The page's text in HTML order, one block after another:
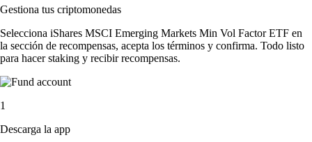
Gestiona tus criptomonedas
Selecciona iShares MSCI Emerging Markets Min Vol Factor ETF en
la sección de recompensas, acepta los términos y confirma. Todo listo
para hacer staking y recibir recompensas.
1
Descarga la app